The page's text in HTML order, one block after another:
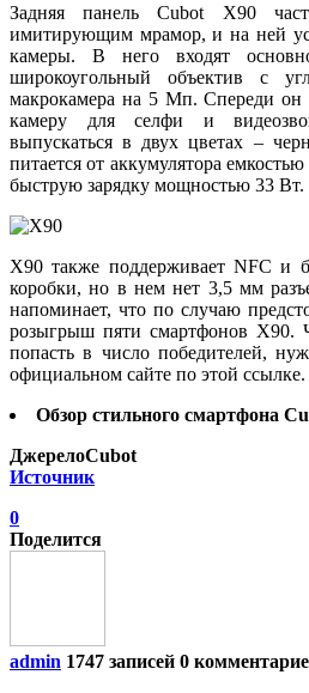
Задняя панель Cubot X90
имитирующим мрамор, и на ней
камеры. В него входят
широкоугольный объектив с
макрокамера на 5 Мп. Спереди он
камеру для селфи и
выпускаться в двух цветах –
питается от аккумулятора
быструю зарядку мощностью 33 Вт.
X90 также поддерживает NFC и
коробки, но в нем нет 3,5 мм
напоминает, что по случаю
розыгрыш пяти смартфонов X90.
попасть в число победителей,
официальном сайте по этой ссылке.
Обзор стильного смартфона
ДжерелоCubot
Источник
0
Поделится
admin 1747 записей 0